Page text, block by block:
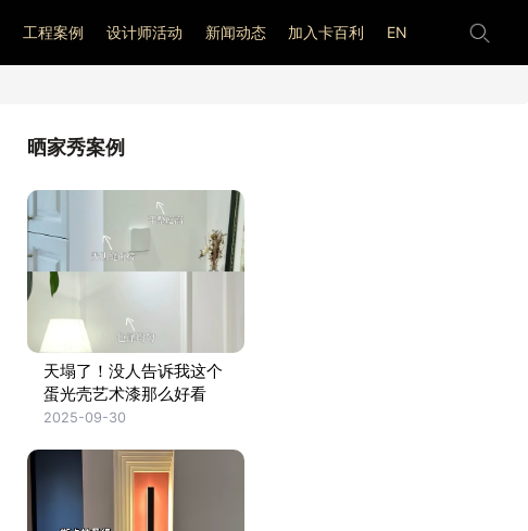
工程案例 设计师活动 新闻动态 加入卡百利 EN
晒家秀案例
天塌了！没人告诉我这个
蛋光壳艺术漆那么好看
2025-09-30